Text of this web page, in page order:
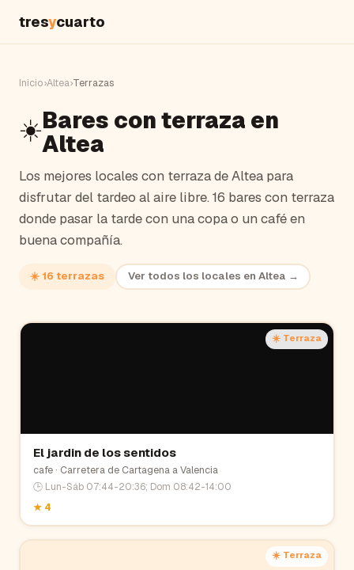
tresycuarto
Inicio›Altea›Terrazas
☀️Bares con terraza en
Altea
Los mejores locales con terraza deAltea para
disfrutar del tardeo al aire libre.16 bares con terraza
donde pasar la tarde con una copa o un café en
buena compañía.
☀️ 16 terrazas Ver todos los locales en Altea →
☀️ Terraza
El jardin de los sentidos
cafe· Carretera de Cartagena a Valencia
🕒 Lun-Sáb 07:44-20:36; Dom 08:42-14:00
★ 4
☀️ Terraza